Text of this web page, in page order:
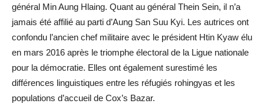
général Min Aung Hlaing. Quant au général Thein Sein, il n’a
jamais été affilié au parti d’Aung San Suu Kyi. Les autrices ont
confondu l’ancien chef militaire avec le président Htin Kyaw élu
en mars 2016 après le triomphe électoral de la Ligue nationale
pour la démocratie. Elles ont également surestimé les
différences linguistiques entre les réfugiés rohingyas et les
populations d’accueil de Cox’s Bazar.